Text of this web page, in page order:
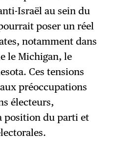
Israël au sein du
poser un réel
notamment dans
le Michigan, le
Ces tensions
préoccupations
électeurs,
position du parti et